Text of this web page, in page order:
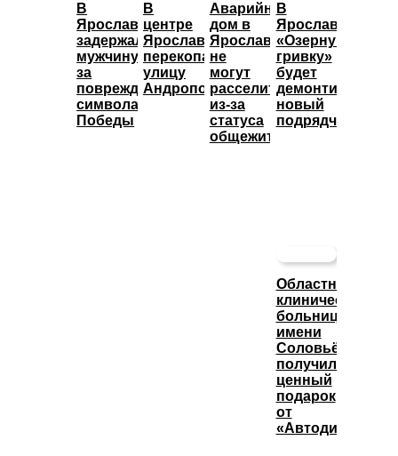
В
Ярославле
задержали
мужчину
за
повреждение
символа
Победы
В
центре
Ярославля
перекопали
улицу
Андропова
Аварийный
дом в
Ярославле
не
могут
расселить
из-за
статуса
общежития
В
Ярославле
«Озерную
гривку»
будет
демонтировать
новый
подрядчик
Областная
клиническая
больница
имени
Соловьёва
получила
ценный
подарок
от
«Автодизеля»